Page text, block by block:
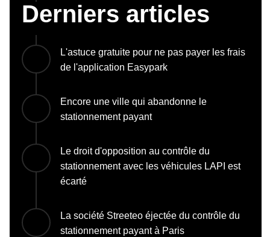
Derniers articles
L'astuce gratuite pour ne pas payer les frais
de l'application Easypark
Encore une ville qui abandonne le
stationnement payant
Le droit d'opposition au contrôle du
stationnement avec les véhicules LAPI est
écarté
La société Streeteo éjectée du contrôle du
stationnement payant à Paris